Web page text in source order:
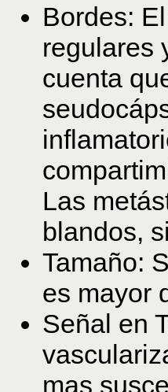
Bordes:
regulares
cuenta
Las
blandos,
Tamaño:
es mayor
Señal en
mas